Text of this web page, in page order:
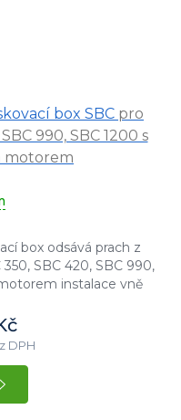
box SBC pro
990, SBC 1200 s
motorem
box odsává prach z
SBC 420, SBC 990,
instalace vně
DPH